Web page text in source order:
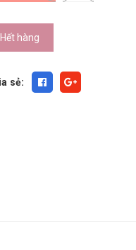
Hết hàng
sẻ: